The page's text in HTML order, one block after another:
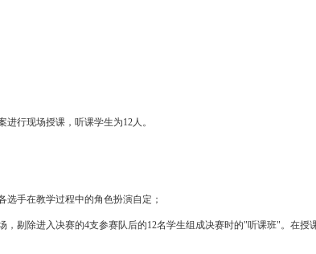
行现场授课，听课学生为12人。
手在教学过程中的角色扮演自定；
剔除进入决赛的4支参赛队后的12名学生组成决赛时的"听课班"。在授